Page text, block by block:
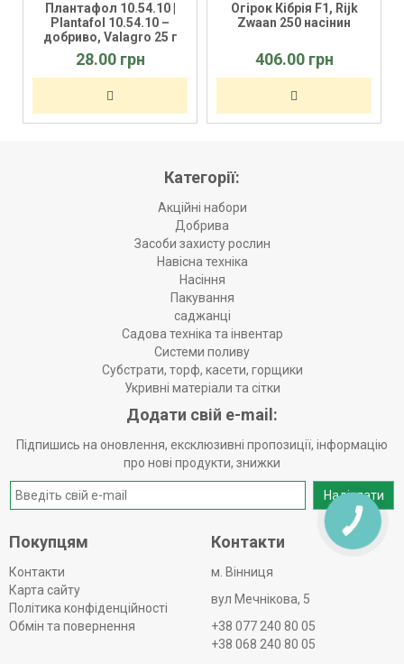
Плантафол 10.54.10 |
Plantafol 10.54.10 –
добриво, Valagro 25 г
28.00 грн
Огірок Кібрія F1, Rijk
Zwaan 250 насінин
406.00 грн
Категорії:
Акційні набори
Добрива
Засоби захисту рослин
Навісна техніка
Насіння
Пакування
саджанці
Садова техніка та інвентар
Системи поливу
Субстрати, торф, касети, горщики
Укривні матеріали та сітки
Додати свій e-mail:
Підпишись на оновлення, ексклюзивні пропозиції, інформацію
про нові продукти, знижки
Надіслати
Покупцям
Контакти
Карта сайту
Політика конфіденційності
Обмін та повернення
Контакти
м. Вінниця
вул Мечнікова, 5
+38 077 240 80 05
+38 068 240 80 05
КНОПКА
ЗВ'ЯЗКУ